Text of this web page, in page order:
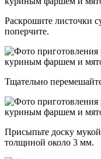
Раскрошите листочки
поперчите.
Тщательно
Присыпьте доску мукой
толщиной около 3 мм.